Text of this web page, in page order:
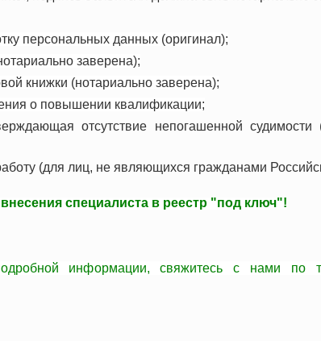
персональных данных (оригинал);
заверена);
книжки (нотариально заверена);
о повышении квалификации;
отсутствие непогашенной судимости
(для лиц, не являющихся гражданами
специалиста в реестр "под ключ"!
информации, свяжитесь с нами по